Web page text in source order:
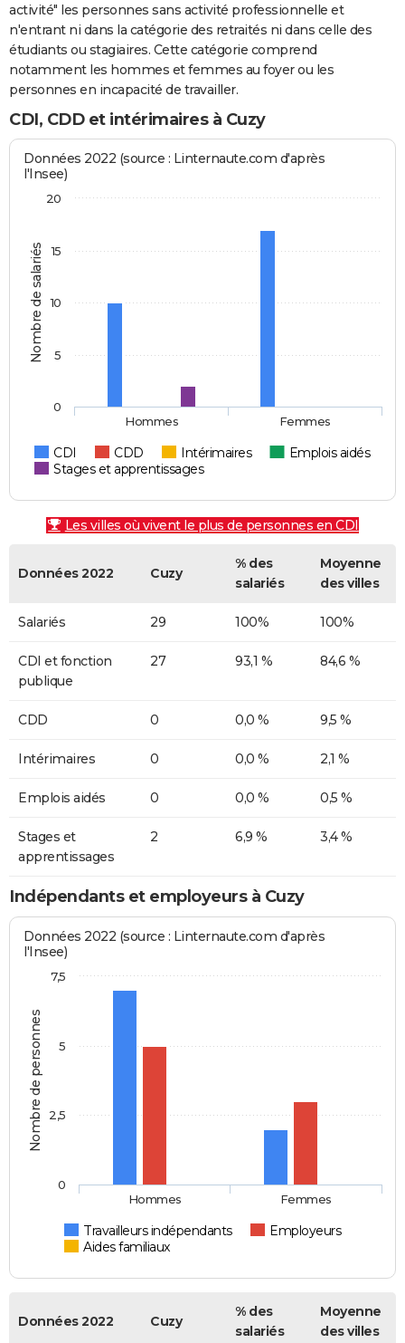
activité" les personnes sans activité professionnelle et
n'entrant ni dans la catégorie des retraités ni dans celle des
étudiants ou stagiaires. Cette catégorie comprend
notamment les hommes et femmes au foyer ou les
personnes en incapacité de travailler.
CDI, CDD et intérimaires à Cuzy
Nombre de salariés
Données 2022 (source : Linternaute.com d'après
l'Insee)
CDI CDD Intérimaires
Emplois aidés
Stages et apprentissages
Hommes Femmes
0
5
10
15
20
Les villes où vivent le plus de personnes en CDI
Données 2022 Cuzy
% des
salariés
Moyenne
des villes
Salariés 29 100% 100%
CDI et fonction
publique
27 93,1 % 84,6 %
CDD 0 0,0 % 9,5 %
Intérimaires 0 0,0 % 2,1 %
Emplois aidés 0 0,0 % 0,5 %
Stages et
apprentissages
2 6,9 % 3,4 %
Indépendants et employeurs à Cuzy
Nombre de personnes
Données 2022 (source : Linternaute.com d'après
l'Insee)
Travailleurs indépendants
Employeurs
Aides familiaux
Hommes Femmes
0
2,5
5
7,5
Données 2022 Cuzy
% des
salariés
Moyenne
des villes